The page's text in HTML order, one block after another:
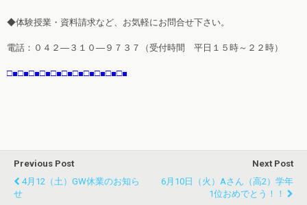
◆体験授業・資料請求など、お気軽にお問合せ下さい。
電話：０４２―３１０―９７３７（受付時間 平日１５時～２２時）
□■□■□■□■□■□■□■□■□■□■□■
Previous Post
4月12（土）GW休業のお知ら
せ
Next Post
6月10日（火）Aさん（高2）学年
1位おめでとう！！